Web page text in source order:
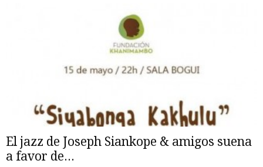
El jazz de Joseph Siankope & amigos suena
a favor de...